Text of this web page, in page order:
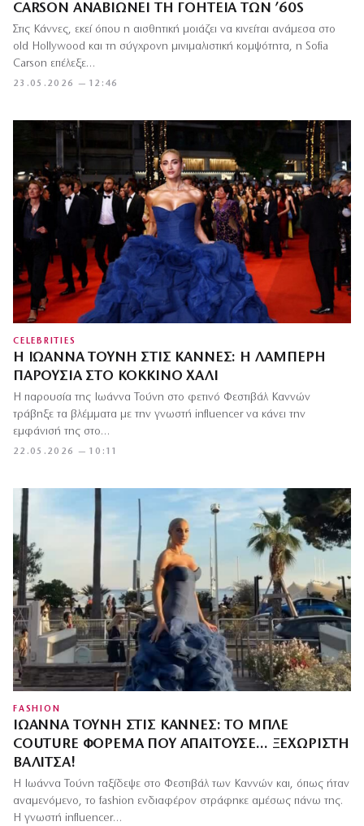
CARSON ΑΝΑΒΙΏΝΕΙ ΤΗ ΓΟΗΤΕΊΑ ΤΩΝ ’60S
23.05.2026 — 12:46
Στις Κάννες, εκεί όπου η αισθητική μοιάζει να κινείται ανάμεσα στο
old Hollywood και τη σύγχρονη μινιμαλιστική κομψότητα, η Sofia
Carson επέλεξε…
CELEBRITIES
Η ΙΩΆΝΝΑ ΤΟΎΝΗ ΣΤΙΣ ΚΆΝΝΕΣ: Η ΛΑΜΠΕΡΉ
ΠΑΡΟΥΣΊΑ ΣΤΟ ΚΌΚΚΙΝΟ ΧΑΛΊ
22.05.2026 — 10:11
Η παρουσία της Ιωάννα Τούνη στο φετινό Φεστιβάλ Καννών
τράβηξε τα βλέμματα με την γνωστή influencer να κάνει την
εμφάνισή της στο…
FASHION
ΙΩΆΝΝΑ ΤΟΎΝΗ ΣΤΙΣ ΚΆΝΝΕΣ: ΤΟ ΜΠΛΕ
COUTURE ΦΌΡΕΜΑ ΠΟΥ ΑΠΑΙΤΟΎΣΕ… ΞΕΧΩΡΙΣΤΉ
ΒΑΛΊΤΣΑ!
Η Ιωάννα Τούνη ταξίδεψε στο Φεστιβάλ των Καννών και, όπως ήταν
αναμενόμενο, το fashion ενδιαφέρον στράφηκε αμέσως πάνω της.
Η γνωστή influencer…